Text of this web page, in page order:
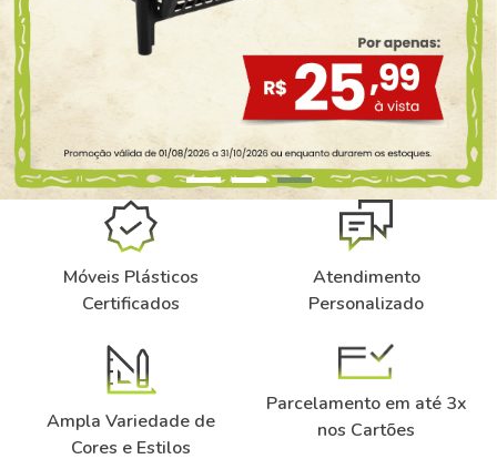
Móveis Plásticos
Certificados
Atendimento
Personalizado
Ampla Variedade de
Cores e Estilos
Parcelamento em até 3x
nos Cartões